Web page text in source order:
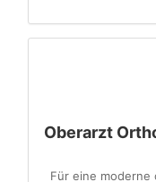
Oberarzt
Für eine moderne